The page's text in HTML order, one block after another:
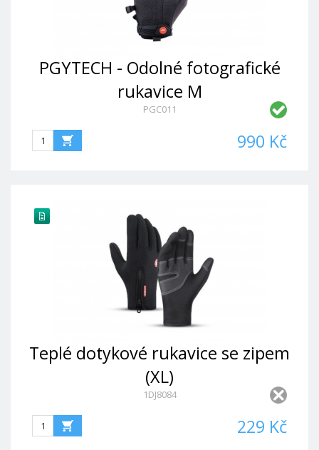
PGYTECH - Odolné fotografické
rukavice M
PGC011
990 Kč
Teplé dotykové rukavice se zipem
(XL)
1DJ8084
229 Kč